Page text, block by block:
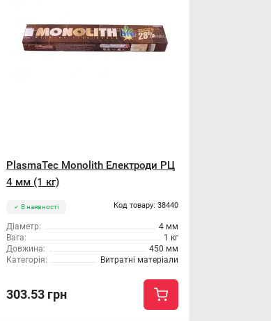
PlasmaTec Monolith Електроди РЦ
4 мм (1 кг)
В наявності Код товару: 38440
Діаметр:
4 мм
Вага:
1 кг
Довжина:
450 мм
Категорія:
Витратні матеріали
303.53 грн